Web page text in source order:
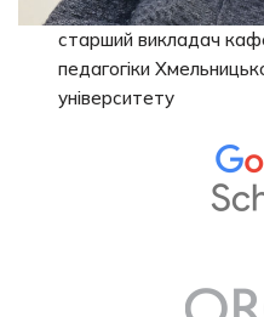
старший викладач
педагогіки
університету